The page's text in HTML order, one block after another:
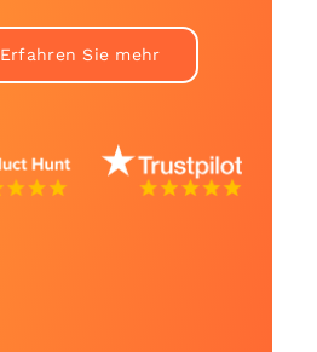
Erfahren Sie mehr